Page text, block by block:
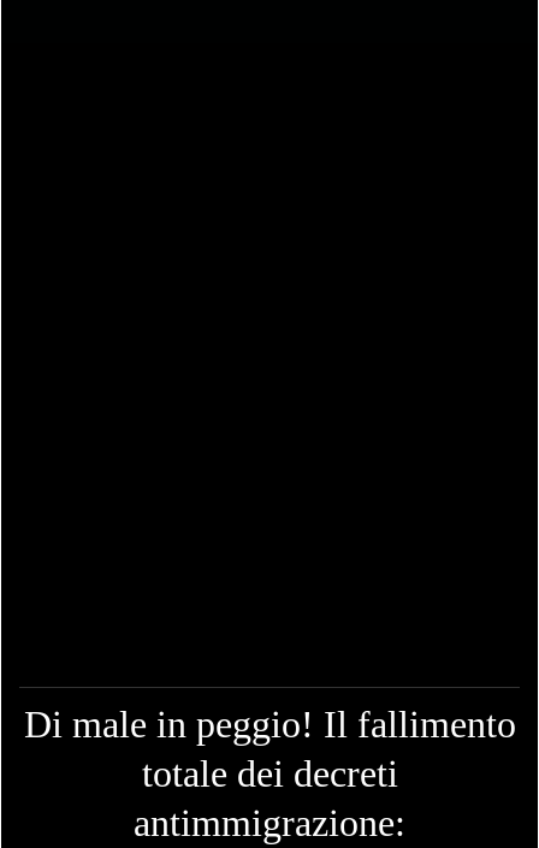
Di male in peggio! Il fallimento
totale dei decreti
antimmigrazione: